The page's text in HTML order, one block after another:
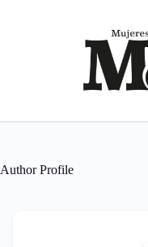
Author Profile